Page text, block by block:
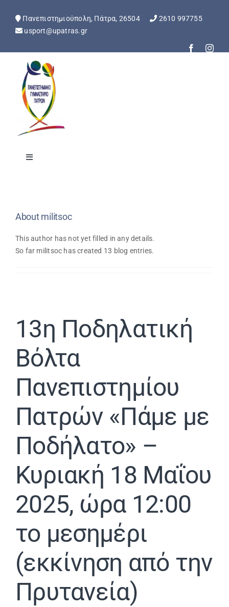
content
Πανεπιστημιούπολη, Πάτρα, 26504
2610 997755
usport@upatras.gr
Toggle
Ανακοινώσεις
Εβδομαδιαίο Πρόγραμμα
Φοιτητικά Πρωταθλήματα
Ετήσιες Δράσεις
Αθλητικές Εγκαταστάσεις
Προσβασιμότητα ΦμεΑ
Επικοινωνία
Search
for:
Aboutmilitsoc
This author has not yet filled in any details.
So far militsoc has created 13 blog entries.
13η Ποδηλατική
Βόλτα
Πανεπιστημίου
Πατρών «Πάμε με
Ποδήλατο» –
Κυριακή 18 Μαΐου
2025, ώρα 12:00
το μεσημέρι
(εκκίνηση από την
Πρυτανεία)